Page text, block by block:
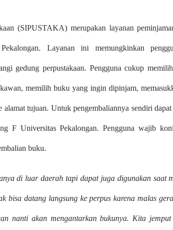
(SIPUSTAKA) merupakan layanan
Layanan ini memungkinkan
gedung perpustakaan. Pengguna cukup
memilih buku yang ingin dipinjam,
tujuan. Untuk pengembaliannya sendiri
F Universitas Pekalongan. Pengguna wajib
buku.
di luar daerah tapi dapat juga digunakan saat
bisa datang langsung ke perpus karena malas
nanti akan mengantarkan bukunya. Kita